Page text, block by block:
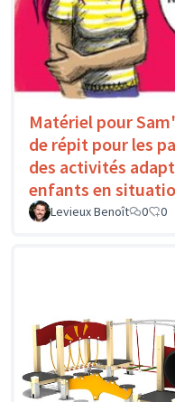
Matériel pour
de répit pour les
des activités
enfants en
Levieux Benoît 0 0